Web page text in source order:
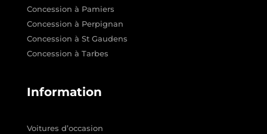
Concession à Pamiers
Concession à Perpignan
Concession à St Gaudens
Concession à Tarbes
Information
Voitures d’occasion